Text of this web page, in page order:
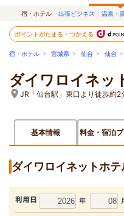
宿・ホテル 出張ビジネス 温泉・
ポイントがたまる・つかえる
宿・ホテル > 宮城県 > 仙台 > 仙台
ダイワロイネッ
JR「仙台駅」東口より徒歩約
基本情報 料金・宿泊
ダイワロイネットホ